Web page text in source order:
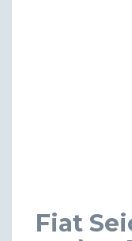
Fiat